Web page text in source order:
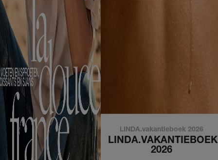
LINDA.vakantieboek 2026
LINDA.VAKANTIEBOEK
2026